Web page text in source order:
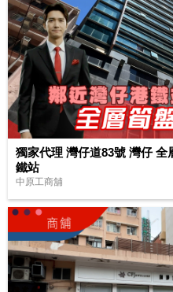
獨家代理 灣仔道83號 灣仔
鐵站
中原工商舖